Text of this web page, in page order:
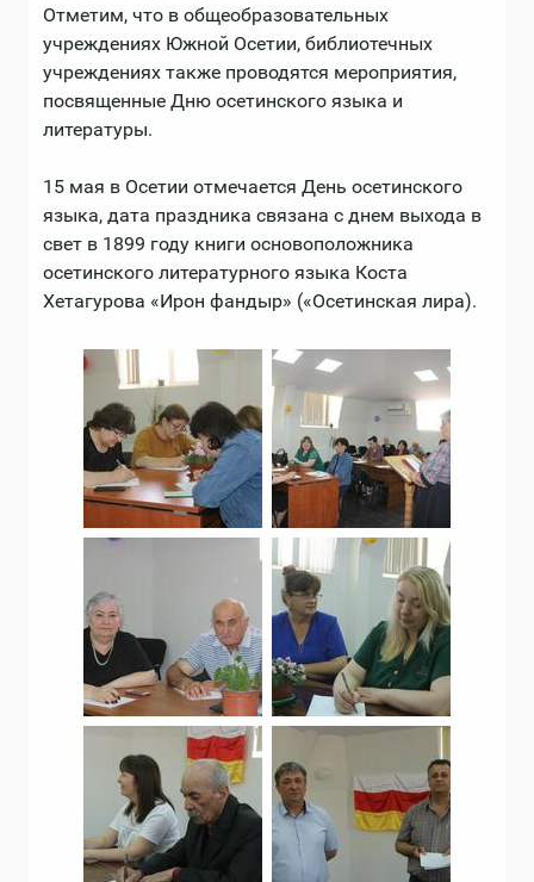
Отметим, что в общеобразовательных
учреждениях Южной Осетии, библиотечных
учреждениях также проводятся мероприятия,
посвященные Дню осетинского языка и
литературы.
15 мая в Осетии отмечается День осетинского
языка, дата праздника связана с днем выхода в
свет в 1899 году книги основоположника
осетинского литературного языка Коста
Хетагурова «Ирон фандыр» («Осетинская лира).